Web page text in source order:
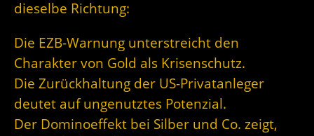
dieselbe Richtung:
Die EZB-Warnung unterstreicht den
Charakter von Gold als Krisenschutz.
Die Zurückhaltung der US-Privatanleger
deutet auf ungenutztes Potenzial.
Der Dominoeffekt bei Silber und Co. zeigt,